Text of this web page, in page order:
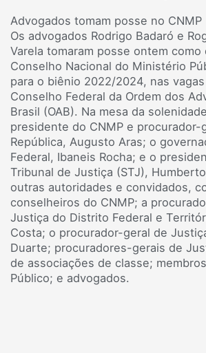
Advogados tomam posse no CNMP
Os advogados Rodrigo Badaró e
Varela tomaram posse ontem
Conselho Nacional do Ministério
para o biênio 2022/2024, nas
Conselho Federal da Ordem dos
Brasil (OAB). Na mesa da
presidente do CNMP e procurador-
República, Augusto Aras; o
Federal, Ibaneis Rocha; e o
Tribunal de Justiça (STJ),
outras autoridades e convidados,
conselheiros do CNMP; a
Justiça do Distrito Federal e
Costa; o procurador-geral de
Duarte; procuradores-gerais de
de associações de classe;
Público; e advogados.